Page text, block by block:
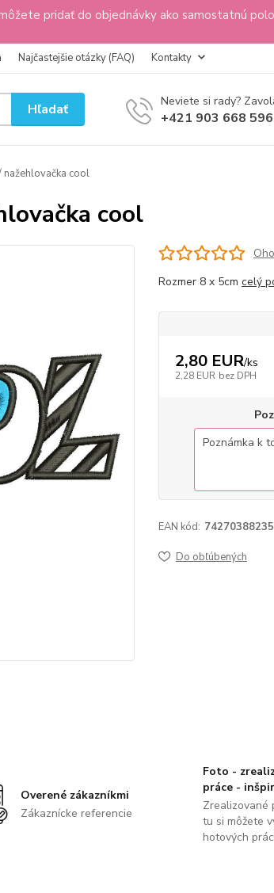
pridať do objednávky ako samostatnú
Najčastejšie otázky (FAQ) Kontakty
Hľadať Neviete si rady?
+421 903 668 596
nažehlovačka cool
cool
Rozmer 8 x 5cm celý
2,80 EUR/ks
2,28 EUR bez DPH
EAN kód:
Do obľúbených
Overené zákazníkmi
Zákaznícke referencie
Foto -
práce -
Zrealizované
tu si môžete
hotových prác